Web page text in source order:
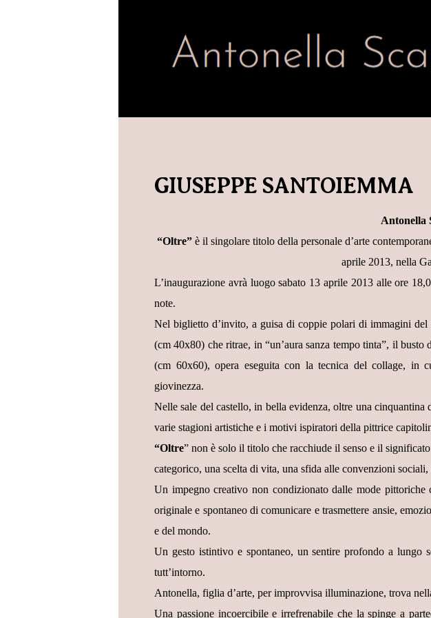
GIUSEPPE SANTOIEMMA
Antonella
“Oltre”è il singolare titolo della personale d’arte
aprile 2013, nella
L’inaugurazione avrà luogo sabato 13 aprile 2013 alle ore
note.
Nel biglietto d’invito, a guisa di coppie polari di immagini
(cm 40x80) che ritrae, in “un’aura sanza tempo tinta”, il
(cm 60x60), opera eseguita con la tecnica del collage, in
giovinezza.
Nelle sale del castello, in bella evidenza, oltre una
varie stagioni artistiche e i motivi ispiratori della pittrice
“Oltre” non è solo il titolo che racchiude il senso e il
categorico, una scelta di vita, una sfida alle convenzioni
Un impegno creativo non condizionato dalle mode
originale e spontaneo di comunicare e trasmettere ansie,
e del mondo.
Un gesto istintivo e spontaneo, un sentire profondo a lungo
tutt’intorno.
Antonella, figlia d’arte, per improvvisa illuminazione, trova
Una passione incoercibile e irrefrenabile che la spinge a